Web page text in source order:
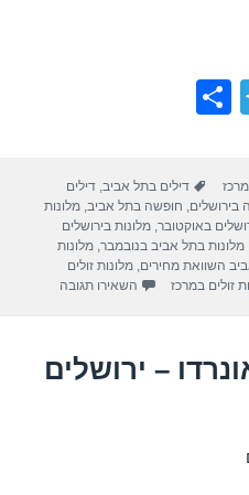
28/10/2018
T
gr
a
m
e
תגיות
דילים בתל אביב,דילים
בירושלים, חופשה בתל אביב,מלונות
באוקטובר,מלונות בירושלים
מלונות בתל אביב בנובמבר,מלונות
השוואת מחירים,מלונות זולים
זולים במרכז השאירו תגובה
– ירושלים